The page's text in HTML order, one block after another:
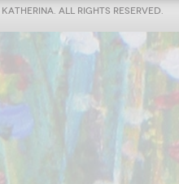
ALL RIGHTS RESERVED.